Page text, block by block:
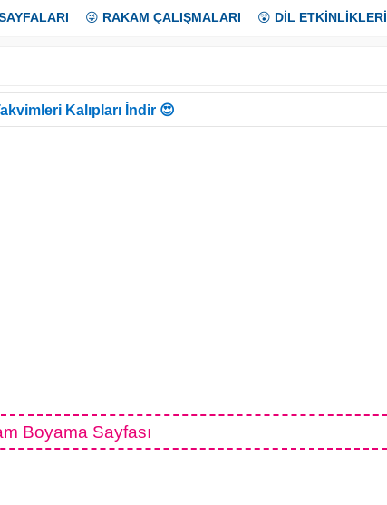
😜 RAKAM ÇALIŞMALARI 😲 DİL ETKİNLİKLERİ
Kalıpları İndir 😍
Boyama Sayfası